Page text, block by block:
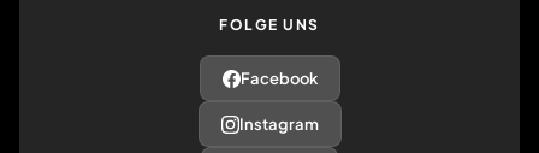
FOLGE UNS
Facebook
Instagram